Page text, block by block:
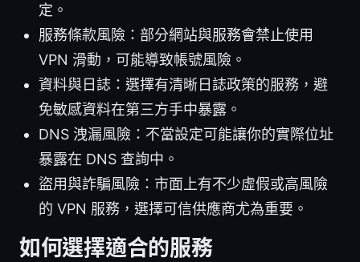
定。
服務條款風險：部分網站與服務會禁止使用
VPN 滑動，可能導致帳號風險。
資料與日誌：選擇有清晰日誌政策的服務，避
免敏感資料在第三方手中暴露。
DNS 洩漏風險：不當設定可能讓你的實際位址
暴露在 DNS 查詢中。
盜用與詐騙風險：市面上有不少虛假或高風險
的 VPN 服務，選擇可信供應商尤為重要。
如何選擇適合的服務